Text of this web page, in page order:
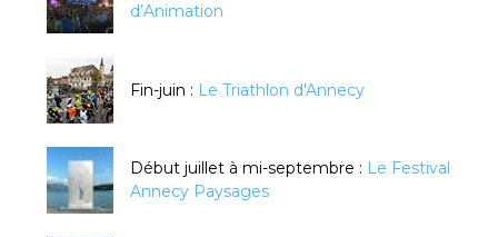
d’Animation
Fin-juin : Le Triathlon d'Annecy
Début juillet à mi-septembre : Le Festival
Annecy Paysages